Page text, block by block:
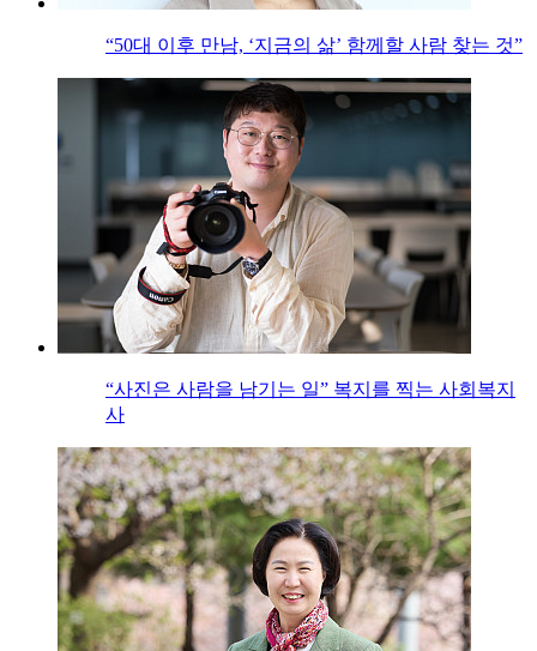
“50대 이후 만남, ‘지금의 삶’ 함께할 사람 찾는 것”
“사진은 사람을 남기는 일” 복지를 찍는 사회복지
사